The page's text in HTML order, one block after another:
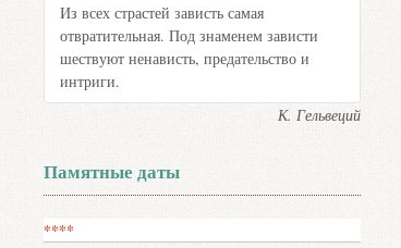
Из всех страстей зависть самая
отвратительная. Под знаменем зависти
шествуют ненависть, предательство и
интриги.
К. Гельвеций
Памятные даты
****